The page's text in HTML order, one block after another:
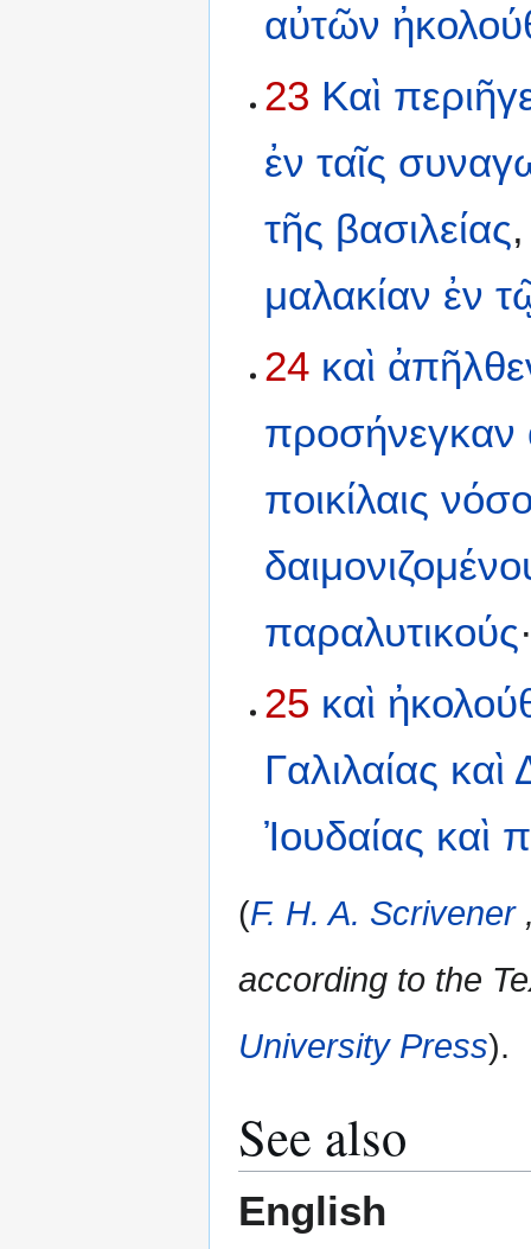
αὐτῶν
23 Καὶ
ἐν ταῖς
τῆς βασιλείας
μαλακίαν ἐν
24 καὶ
προσήνεγκαν
ποικίλαις
παραλυτικούς
25 καὶ
Γαλιλαίας καὶ
Ἰουδαίας καὶ
(F. H. A. Scrivener
according to the
University Press).
See also
English